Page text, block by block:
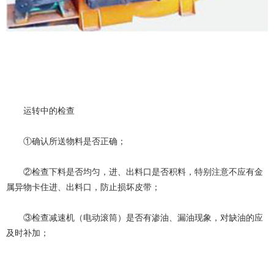
运转中的检查
①确认所送物料是否正确；
②检查下料是否均匀，进、出料口是否积料，特别注意不应有金
属异物卡住进、出料口，防止损坏皮带；
③检查减速机（电动滚筒）是否有渗油、漏油现象，对缺油的应
及时补加；